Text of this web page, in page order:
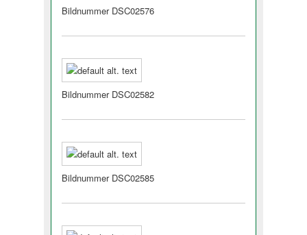
Bildnummer DSC02576
Bildnummer DSC02582
Bildnummer DSC02585